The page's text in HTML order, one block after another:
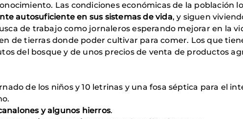
Las condiciones económicas de la población
autosuficiente en sus sistemas de vida, y siguen
de trabajo como jornaleros esperando mejorar en la
de tierras donde poder cultivar para comer. Los que
del bosque y de unos precios de venta de productos
de los niños y 10 letrinas y una fosa séptica para el
y algunos hierros.